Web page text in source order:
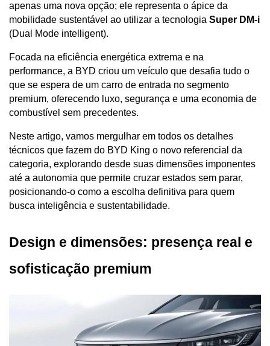
apenas uma nova opção; ele representa o ápice da
mobilidade sustentável ao utilizar a tecnologia Super DM-i
(Dual Mode intelligent).
Focada na eficiência energética extrema e na
performance, a BYD criou um veículo que desafia tudo o
que se espera de um carro de entrada no segmento
premium, oferecendo luxo, segurança e uma economia de
combustível sem precedentes.
Neste artigo, vamos mergulhar em todos os detalhes
técnicos que fazem do BYD King o novo referencial da
categoria, explorando desde suas dimensões imponentes
até a autonomia que permite cruzar estados sem parar,
posicionando-o como a escolha definitiva para quem
busca inteligência e sustentabilidade.
Design e dimensões: presença real e
sofisticação premium